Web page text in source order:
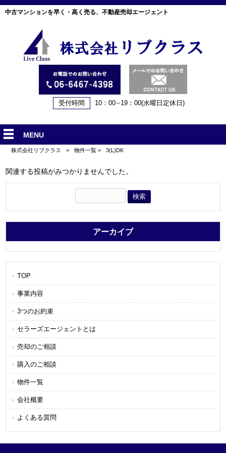
中古マンションを早く・高く売る、不動産売却エージェント
受付時間 10：00∼19：00(水曜日定休日)
MENU
株式会社リブクラス > 物件一覧 > 3(L)DK
関連する投稿がみつかりませんでした。
アーカイブ
TOP
事業内容
3つのお約束
セラーズエージェントとは
売却のご相談
購入のご相談
物件一覧
会社概要
よくある質問